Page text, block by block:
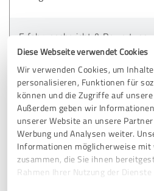
Diese Webseite verwendet Cookies
Wir verwenden Cookies, um
personalisieren, Funktionen für
können und die Zugriffe auf
Außerdem geben wir
unserer Website an unsere
Werbung und Analysen weiter.
Informationen möglicherweise mit
zusammen, die Sie ihnen
Rahmen Ihrer Nutzung der
Erfahrungsbericht & Bewertung
Green Vision Germany GmbH
10.03.2026 K.
Kommentar von Green
Guten Tag Herr Kändler,
vielen Dank für Ihre positive
Wir freuen uns zu hören, dass
der Installationsarbeiten und